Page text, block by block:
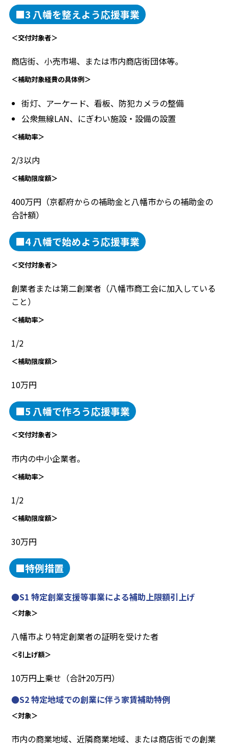
■3 八幡を整えよう応援事業
＜交付対象者＞
商店街、小売市場、または市内商店街団体等。
＜補助対象経費の具体例＞
街灯、アーケード、看板、防犯カメラの整備
公衆無線LAN、にぎわい施設・設備の設置
＜補助率＞
2/3以内
＜補助限度額＞
400万円（京都府からの補助金と八幡市からの補助金の
合計額）
■4 八幡で始めよう応援事業
＜交付対象者＞
創業者または第二創業者（八幡市商工会に加入している
こと）
＜補助率＞
1/2
＜補助限度額＞
10万円
■5 八幡で作ろう応援事業
＜交付対象者＞
市内の中小企業者。
＜補助率＞
1/2
＜補助限度額＞
30万円
■特例措置
●S1 特定創業支援等事業による補助上限額引上げ
＜対象＞
八幡市より特定創業者の証明を受けた者
＜引上げ額＞
10万円上乗せ（合計20万円）
●S2 特定地域での創業に伴う家賃補助特例
＜対象＞
市内の商業地域、近隣商業地域、または商店街での創業